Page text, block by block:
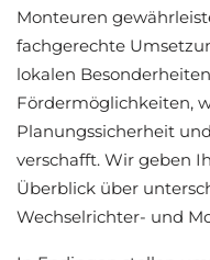
Monteuren
fachgerechte
lokalen
Fördermöglichkeiten,
Planungssicherheit
verschafft. Wir geben
Überblick über
Wechselrichter- und